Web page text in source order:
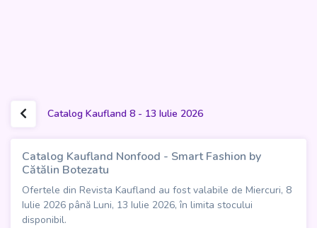
Catalog Kaufland 8 - 13 Iulie 2026
Catalog Kaufland Nonfood - Smart Fashion by
Cătălin Botezatu
Ofertele din Revista Kaufland au fost valabile de Miercuri, 8
Iulie 2026 până Luni, 13 Iulie 2026, în limita stocului
disponibil.